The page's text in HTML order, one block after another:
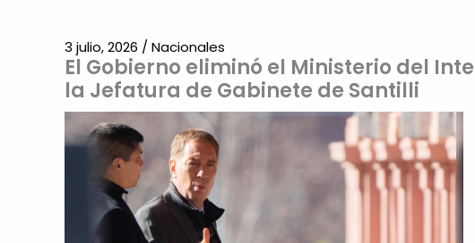
El Gobierno eliminó el Ministerio del
la Jefatura de Gabinete de Santilli
3 julio, 2026 / Nacionales